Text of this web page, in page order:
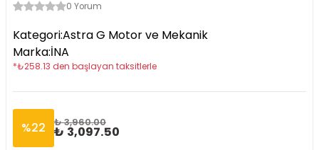
0 Yorum
Kategori:Astra G Motor ve Mekanik
Marka:İNA
*₺258.13 den başlayan taksitlerle
%22 ₺ 3,960.00
₺ 3,097.50